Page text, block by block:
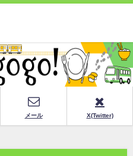
メール X(Twitter)